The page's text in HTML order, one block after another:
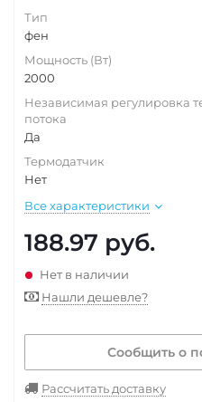
Тип
фен
Мощность (Вт)
2000
Независимая регулировка
потока
Да
Термодатчик
Нет
Все характеристики
188.97 руб.
Нет в наличии
Нашли дешевле?
Сообщить о
Рассчитать доставку